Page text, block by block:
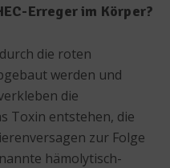
Erreger im Körper?
die roten
werden und
die
Toxin entstehen, die
zur Folge
hämolytisch-